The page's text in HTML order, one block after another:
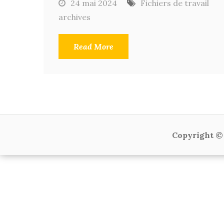
24 mai 2024
Fichiers de travail
archives
Read More
Copyright ©